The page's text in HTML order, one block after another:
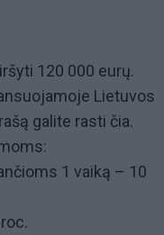
120 000 eurų.
Lietuvos
galite rasti čia.
1 vaiką – 10